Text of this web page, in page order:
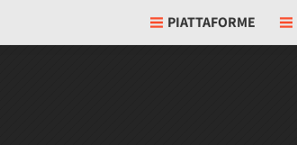
PIATTAFORME